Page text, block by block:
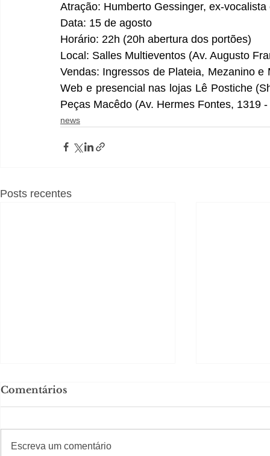
Atração: Humberto Gessinger, ex-
Data: 15 de agosto
Horário: 22h (20h abertura dos portões)
Local: Salles Multieventos (Av. Augusto
Vendas: Ingressos de Plateia, Mezanino
Web e presencial nas lojas Lê Postiche
Peças Macêdo (Av. Hermes Fontes, 1319
news
Posts recentes
Comentários
Escreva um comentário
#Sugestões